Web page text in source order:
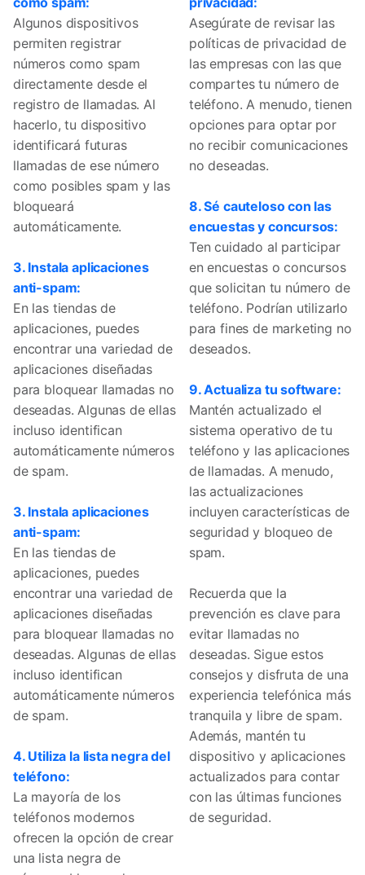
Algunos dispositivos
permiten registrar
números como spam
directamente desde el
registro de llamadas. Al
hacerlo, tu dispositivo
identificará futuras
llamadas de ese número
como posibles spam y las
bloqueará
automáticamente.
3. Instala aplicaciones
anti-spam:
En las tiendas de
aplicaciones, puedes
encontrar una variedad de
aplicaciones diseñadas
para bloquear llamadas no
deseadas. Algunas de ellas
incluso identifican
automáticamente números
de spam.
3. Instala aplicaciones
anti-spam:
En las tiendas de
aplicaciones, puedes
encontrar una variedad de
aplicaciones diseñadas
para bloquear llamadas no
deseadas. Algunas de ellas
incluso identifican
automáticamente números
de spam.
4. Utiliza la lista negra del
teléfono:
La mayoría de los
teléfonos modernos
ofrecen la opción de crear
una lista negra de
Asegúrate de revisar las
políticas de privacidad de
las empresas con las que
compartes tu número de
teléfono. A menudo, tienen
opciones para optar por
no recibir comunicaciones
no deseadas.
8. Sé cauteloso con las
encuestas y concursos:
Ten cuidado al participar
en encuestas o concursos
que solicitan tu número de
teléfono. Podrían utilizarlo
para fines de marketing no
deseados.
9. Actualiza tu software:
Mantén actualizado el
sistema operativo de tu
teléfono y las aplicaciones
de llamadas. A menudo,
las actualizaciones
incluyen características de
seguridad y bloqueo de
spam.
Recuerda que la
prevención es clave para
evitar llamadas no
deseadas. Sigue estos
consejos y disfruta de una
experiencia telefónica más
tranquila y libre de spam.
Además, mantén tu
dispositivo y aplicaciones
actualizados para contar
con las últimas funciones
de seguridad.